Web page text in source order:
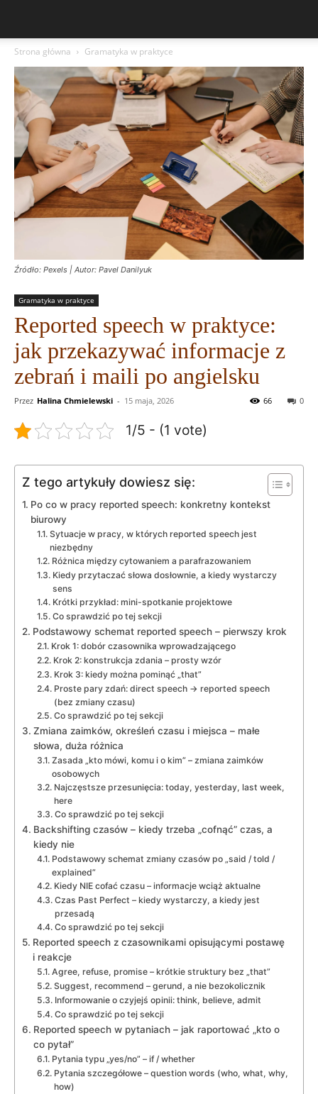
Strona główna Gramatyka w praktyce
Źródło: Pexels | Autor: Pavel Danilyuk
Gramatyka w praktyce
Reported speech w praktyce:
jak przekazywać informacje z
zebrań i maili po angielsku
Przez Halina Chmielewski - 15 maja, 2026 0
66
1/5 - (1 vote)
Z tego artykuły dowiesz się:
Po co w pracy reported speech: konkretny kontekst
biurowy
Sytuacje w pracy, w których reported speech jest
niezbędny
Różnica między cytowaniem a parafrazowaniem
Kiedy przytaczać słowa dosłownie, a kiedy wystarczy
sens
Krótki przykład: mini-spotkanie projektowe
Co sprawdzić po tej sekcji
Podstawowy schemat reported speech – pierwszy krok
Krok 1: dobór czasownika wprowadzającego
Krok 2: konstrukcja zdania – prosty wzór
Krok 3: kiedy można pominąć „that”
Proste pary zdań: direct speech → reported speech
(bez zmiany czasu)
Co sprawdzić po tej sekcji
Zmiana zaimków, określeń czasu i miejsca – małe
słowa, duża różnica
Zasada „kto mówi, komu i o kim” – zmiana zaimków
osobowych
Najczęstsze przesunięcia: today, yesterday, last week,
here
Co sprawdzić po tej sekcji
Backshifting czasów – kiedy trzeba „cofnąć” czas, a
kiedy nie
Podstawowy schemat zmiany czasów po „said / told /
explained”
Kiedy NIE cofać czasu – informacje wciąż aktualne
Czas Past Perfect – kiedy wystarczy, a kiedy jest
przesadą
Co sprawdzić po tej sekcji
Reported speech z czasownikami opisującymi postawę
i reakcje
Agree, refuse, promise – krótkie struktury bez „that”
Suggest, recommend – gerund, a nie bezokolicznik
Informowanie o czyjejś opinii: think, believe, admit
Co sprawdzić po tej sekcji
Reported speech w pytaniach – jak raportować „kto o
co pytał”
Pytania typu „yes/no” – if / whether
Pytania szczegółowe – question words (who, what, why,
how)